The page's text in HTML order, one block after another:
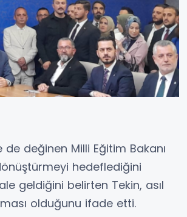
de değinen Milli Eğitim Bakanı
hedeflediğini
geldiğini belirten Tekin, asıl
olduğunu ifade etti.